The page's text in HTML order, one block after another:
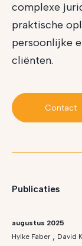
complexe
praktische
persoonlijke
cliënten.
Contact
Publicaties
augustus 2025
Hylke Faber , David